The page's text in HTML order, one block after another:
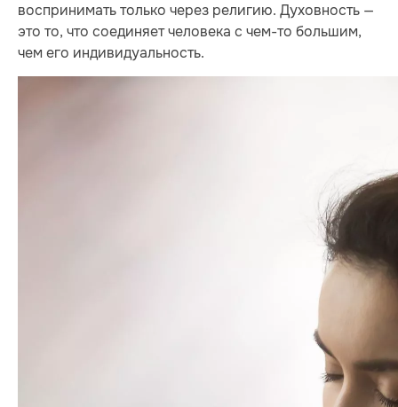
воспринимать только через религию. Духовность —
это то, что соединяет человека с чем-то большим,
чем его индивидуальность.